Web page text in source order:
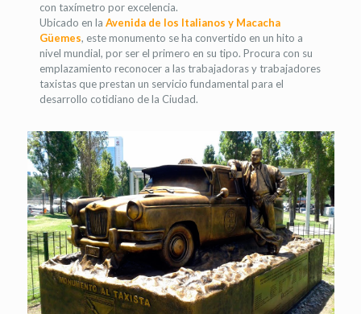
con taxímetro por excelencia.
Ubicado en la Avenida de los Italianos y Macacha
Güemes, este monumento se ha convertido en un hito a
nivel mundial, por ser el primero en su tipo. Procura con su
emplazamiento reconocer a las trabajadoras y trabajadores
taxistas que prestan un servicio fundamental para el
desarrollo cotidiano de la Ciudad.